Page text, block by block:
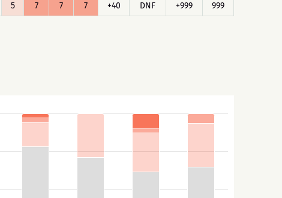
5 7 7 7 +40 DNF +999 999